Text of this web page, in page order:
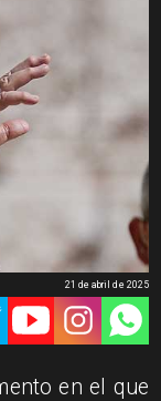
21 de abril de 2025
en el que